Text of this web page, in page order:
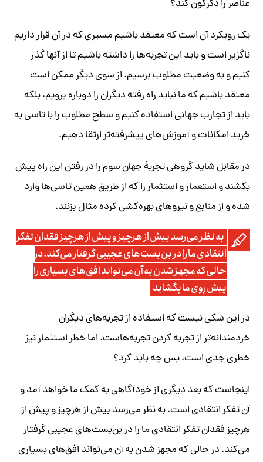
عناصر را دگرگون کند؟
یک رویکرد آن است که معتقد باشیم مسیری که در آن قرار داریم
ناگزیر است و باید این تجربه‌ها را داشته باشیم تا از آنها گذر
کنیم و به وضعیت مطلوب برسیم. از سوی دیگر ممکن است
معتقد باشیم که ما نباید راه رفته دیگران را دوباره برویم، بلکه
باید از تجارب جهانی استفاده کنیم و سطح مطلوب را با تاسی به
خرید امکانات و آموزش‌های پیشرفته‌تر ارتقا دهیم.
در مقابل شاید گروهی تجربۀ جهان سوم را در رفتن این راه پیش
بکشند و استعمار و استثمار را که از طریق همین تاسی‌ها وارد
شده و از منابع و نیروهای بهره‌کشی کرده مثال بزنند.
به نظر می‌رسد بیش از هرچیز و پیش از هرچیز فقدان تفکر
انتقادی ما را در بن‌بست‌های عجیبی گرفتار می‌کند. در
حالی که مجهز شدن به آن می‌تواند افق‌های بسیاری را
پیش روی ما بگشاید
در این شکی نیست که استفاده از تجربه‌های دیگران
خردمندانه‌تر از تجربه کردن تجربه‌هاست. اما خطر استثمار نیز
خطری جدی است، پس چه باید کرد؟
اینجاست که بعد دیگری از خودآگاهی به کمک ما خواهد آمد و
آن تفکر انتقادی است. به نظر می‌رسد بیش از هرچیز و پیش از
هرچیز فقدان تفکر انتقادی ما را در بن‌بست‌های عجیبی گرفتار
می‌کند. در حالی که مجهز شدن به آن می‌تواند افق‌های بسیاری